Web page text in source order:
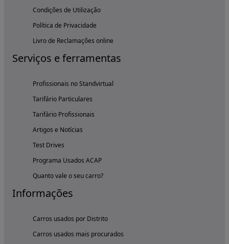
Condições de Utilização
Política de Privacidade
Livro de Reclamações online
Serviços e ferramentas
Profissionais no Standvirtual
Tarifário Particulares
Tarifário Profissionais
Artigos e Notícias
Test Drives
Programa Usados ACAP
Quanto vale o seu carro?
Informações
Carros usados por Distrito
Carros usados mais procurados